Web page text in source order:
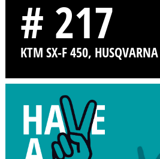
# 217
KTM SX-F 450,